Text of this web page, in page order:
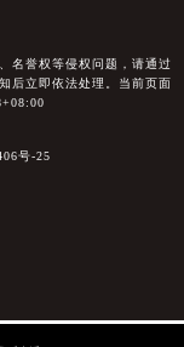
名誉权等侵权问题，请通过
后立即依法处理。当前页面
号-25